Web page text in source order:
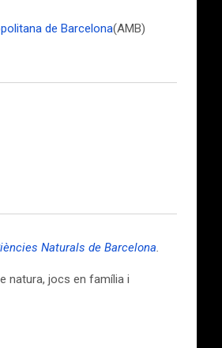
de Barcelona(AMB)
Naturals de Barcelona.
natura, jocs en família i